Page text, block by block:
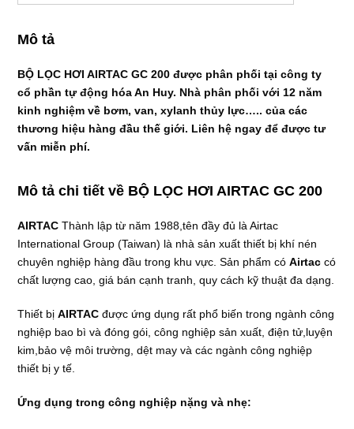
Mô tả
BỘ LỌC HƠI AIRTAC GC 200 được phân phối tại công ty
cổ phần tự động hóa An Huy. Nhà phân phối với 12 năm
kinh nghiệm về bơm, van, xylanh thủy lực….. của các
thương hiệu hàng đầu thế giới. Liên hệ ngay để được tư
vấn miễn phí.
Mô tả chi tiết về BỘ LỌC HƠI AIRTAC GC 200
AIRTAC Thành lập từ năm 1988,tên đầy đủ là Airtac
International Group (Taiwan) là nhà sản xuất thiết bị khí nén
chuyên nghiệp hàng đầu trong khu vực. Sản phẩm cóAirtac có
chất lượng cao, giá bán cạnh tranh, quy cách kỹ thuật đa dạng.
Thiết bịAIRTAC được ứng dụng rất phổ biến trong ngành công
nghiệp bao bì và đóng gói, công nghiệp sản xuất, điện tử,luyện
kim,bảo vệ môi trường, dệt may và các ngành công nghiệp
thiết bị y tế.
Ứng dụng trong công nghiệp nặng và nhẹ: